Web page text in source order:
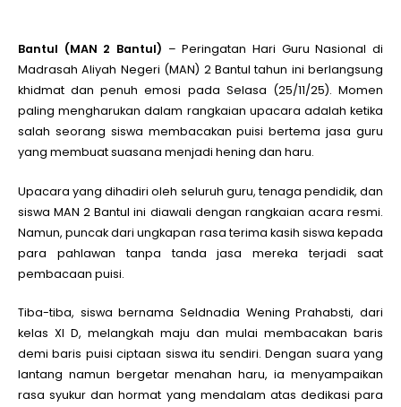
Bantul (MAN 2 Bantul) – Peringatan Hari Guru Nasional di
Madrasah Aliyah Negeri (MAN) 2 Bantul tahun ini berlangsung
khidmat dan penuh emosi pada Selasa (25/11/25). Momen
paling mengharukan dalam rangkaian upacara adalah ketika
salah seorang siswa membacakan puisi bertema jasa guru
yang membuat suasana menjadi hening dan haru.
Upacara yang dihadiri oleh seluruh guru, tenaga pendidik, dan
siswa MAN 2 Bantul ini diawali dengan rangkaian acara resmi.
Namun, puncak dari ungkapan rasa terima kasih siswa kepada
para pahlawan tanpa tanda jasa mereka terjadi saat
pembacaan puisi.
Tiba-tiba, siswa bernama Seldnadia Wening Prahabsti, dari
kelas XI D, melangkah maju dan mulai membacakan baris
demi baris puisi ciptaan siswa itu sendiri. Dengan suara yang
lantang namun bergetar menahan haru, ia menyampaikan
rasa syukur dan hormat yang mendalam atas dedikasi para